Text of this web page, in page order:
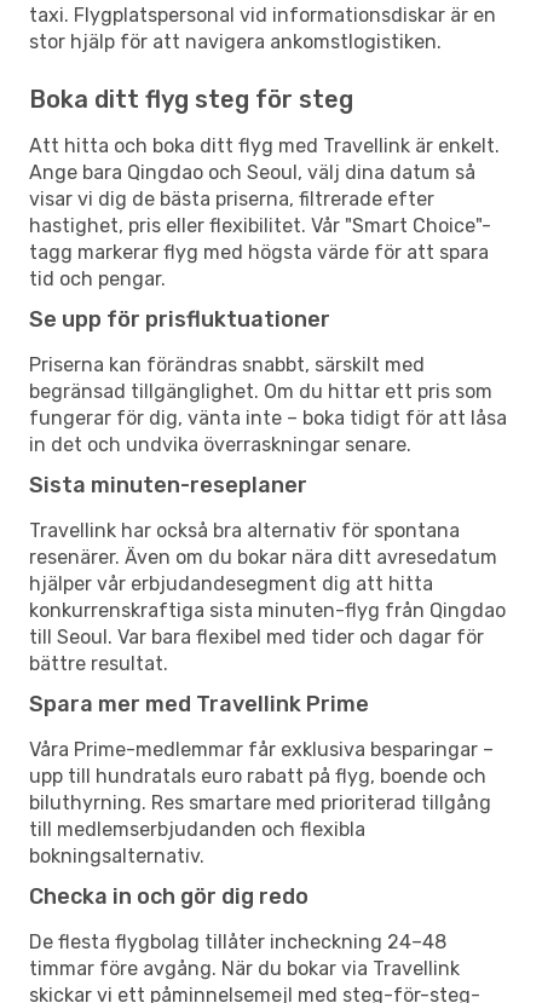
taxi. Flygplatspersonal vid informationsdiskar är en
stor hjälp för att navigera ankomstlogistiken.
Boka ditt flyg steg för steg
Att hitta och boka ditt flyg med Travellink är enkelt.
Ange bara Qingdao och Seoul, välj dina datum så
visar vi dig de bästa priserna, filtrerade efter
hastighet, pris eller flexibilitet. Vår "Smart Choice"-
tagg markerar flyg med högsta värde för att spara
tid och pengar.
Se upp för prisfluktuationer
Priserna kan förändras snabbt, särskilt med
begränsad tillgänglighet. Om du hittar ett pris som
fungerar för dig, vänta inte – boka tidigt för att låsa
in det och undvika överraskningar senare.
Sista minuten-reseplaner
Travellink har också bra alternativ för spontana
resenärer. Även om du bokar nära ditt avresedatum
hjälper vår erbjudandesegment dig att hitta
konkurrenskraftiga sista minuten-flyg från Qingdao
till Seoul. Var bara flexibel med tider och dagar för
bättre resultat.
Spara mer med Travellink Prime
Våra Prime-medlemmar får exklusiva besparingar –
upp till hundratals euro rabatt på flyg, boende och
biluthyrning. Res smartare med prioriterad tillgång
till medlemserbjudanden och flexibla
bokningsalternativ.
Checka in och gör dig redo
De flesta flygbolag tillåter incheckning 24–48
timmar före avgång. När du bokar via Travellink
skickar vi ett påminnelsemejl med steg-för-steg-